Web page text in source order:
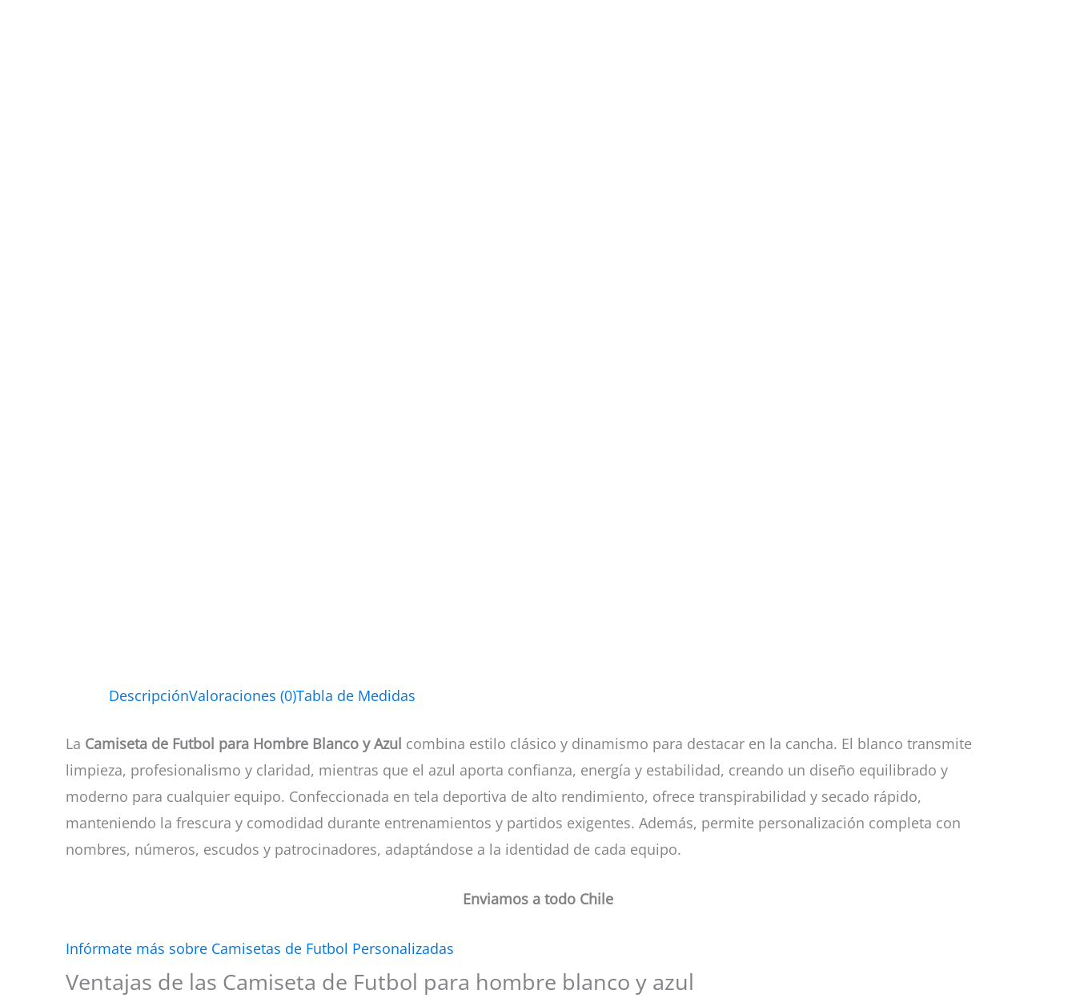
DescripciónValoraciones (0)Tabla de Medidas
La Camiseta de Futbol para Hombre Blanco y Azul combina estilo clásico y dinamismo para destacar en la cancha. El blanco transmite
limpieza, profesionalismo y claridad, mientras que el azul aporta confianza, energía y estabilidad, creando un diseño equilibrado y
moderno para cualquier equipo. Confeccionada en tela deportiva de alto rendimiento, ofrece transpirabilidad y secado rápido,
manteniendo la frescura y comodidad durante entrenamientos y partidos exigentes. Además, permite personalización completa con
nombres, números, escudos y patrocinadores, adaptándose a la identidad de cada equipo.
Enviamos a todo Chile
Infórmate más sobre Camisetas de Futbol Personalizadas
Ventajas de las Camiseta de Futbol para hombre blanco y azul